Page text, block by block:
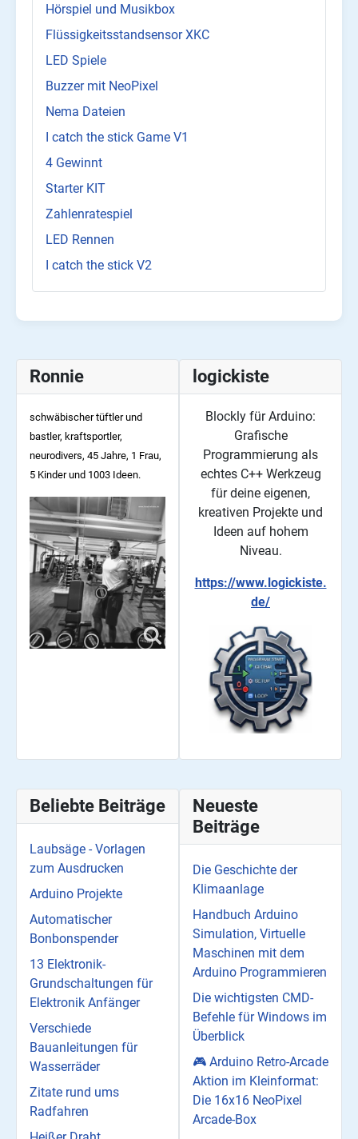
Hörspiel und Musikbox
Flüssigkeitsstandsensor XKC
LED Spiele
Buzzer mit NeoPixel
Nema Dateien
I catch the stick Game V1
4 Gewinnt
Starter KIT
Zahlenratespiel
LED Rennen
I catch the stick V2
Ronnie
schwäbischer tüftler und
bastler, kraftsportler,
neurodivers, 45 Jahre, 1 Frau,
5 Kinder und 1003 Ideen.
logickiste
Blockly für Arduino:
Grafische
Programmierung als
echtes C++ Werkzeug
für deine eigenen,
kreativen Projekte und
Ideen auf hohem
Niveau.
https://www.logickiste.
de/
Beliebte Beiträge
Laubsäge - Vorlagen
zum Ausdrucken
Arduino Projekte
Automatischer
Bonbonspender
13 Elektronik-
Grundschaltungen für
Elektronik Anfänger
Verschiede
Bauanleitungen für
Wasserräder
Zitate rund ums
Radfahren
Neueste
Beiträge
Die Geschichte der
Klimaanlage
Handbuch Arduino
Simulation, Virtuelle
Maschinen mit dem
Arduino Programmieren
Die wichtigsten CMD-
Befehle für Windows im
Überblick
🎮 Arduino Retro-Arcade
Aktion im Kleinformat:
Die 16x16 NeoPixel
Arcade-Box